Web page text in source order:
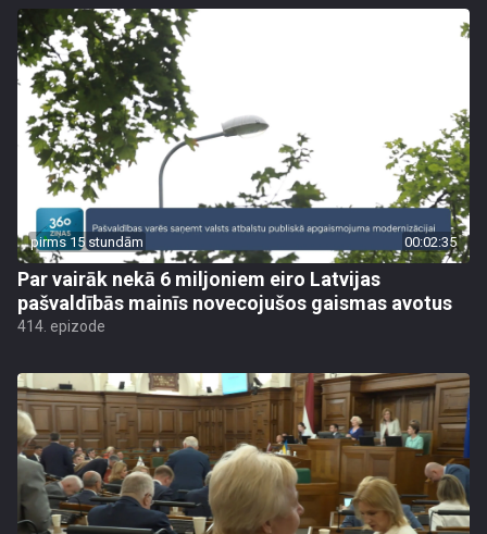
pirms 15 stundām 00:02:35
Par vairāk nekā 6 miljoniem eiro Latvijas
pašvaldībās mainīs novecojušos gaismas avotus
414. epizode